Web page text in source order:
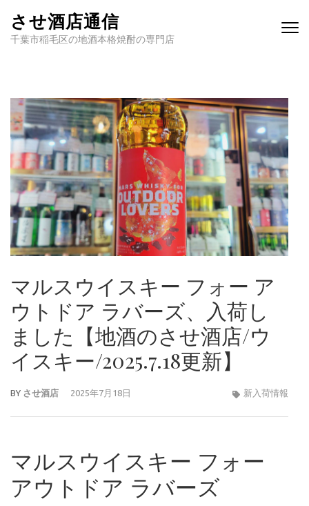
させ酒店通信
千葉市稲毛区の地酒本格焼酎の専門店
マルスウイスキー フォー ア
ウトドア ラバーズ、入荷し
ました【地酒のさせ酒店/ウ
イスキー/2025.7.18更新】
BY させ酒店 2025年7月18日 新入荷情報
マルスウイスキー フォー
アウトドア ラバーズ